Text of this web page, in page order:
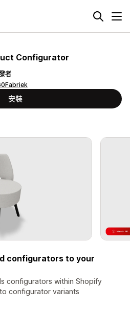
Configurator
者
安裝
configurators to your
configurators within Shopify
configurator variants